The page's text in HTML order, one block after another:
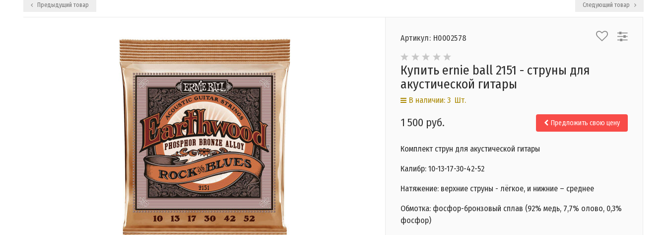
Предыдущий товар Следующий товар
Артикул: Н0002578
Купить ernie ball 2151 - струны для
акустической гитары
В наличии: 3 Шт.
1 500 руб. Предложить свою цену
Комплект струн для акустической гитары
Калибр: 10-13-17-30-42-52
Натяжение: верхние струны - лёгкое, и нижние – среднее
Обмотка: фосфор-бронзовый сплав (92% медь, 7,7% олово, 0,3%
фосфор)